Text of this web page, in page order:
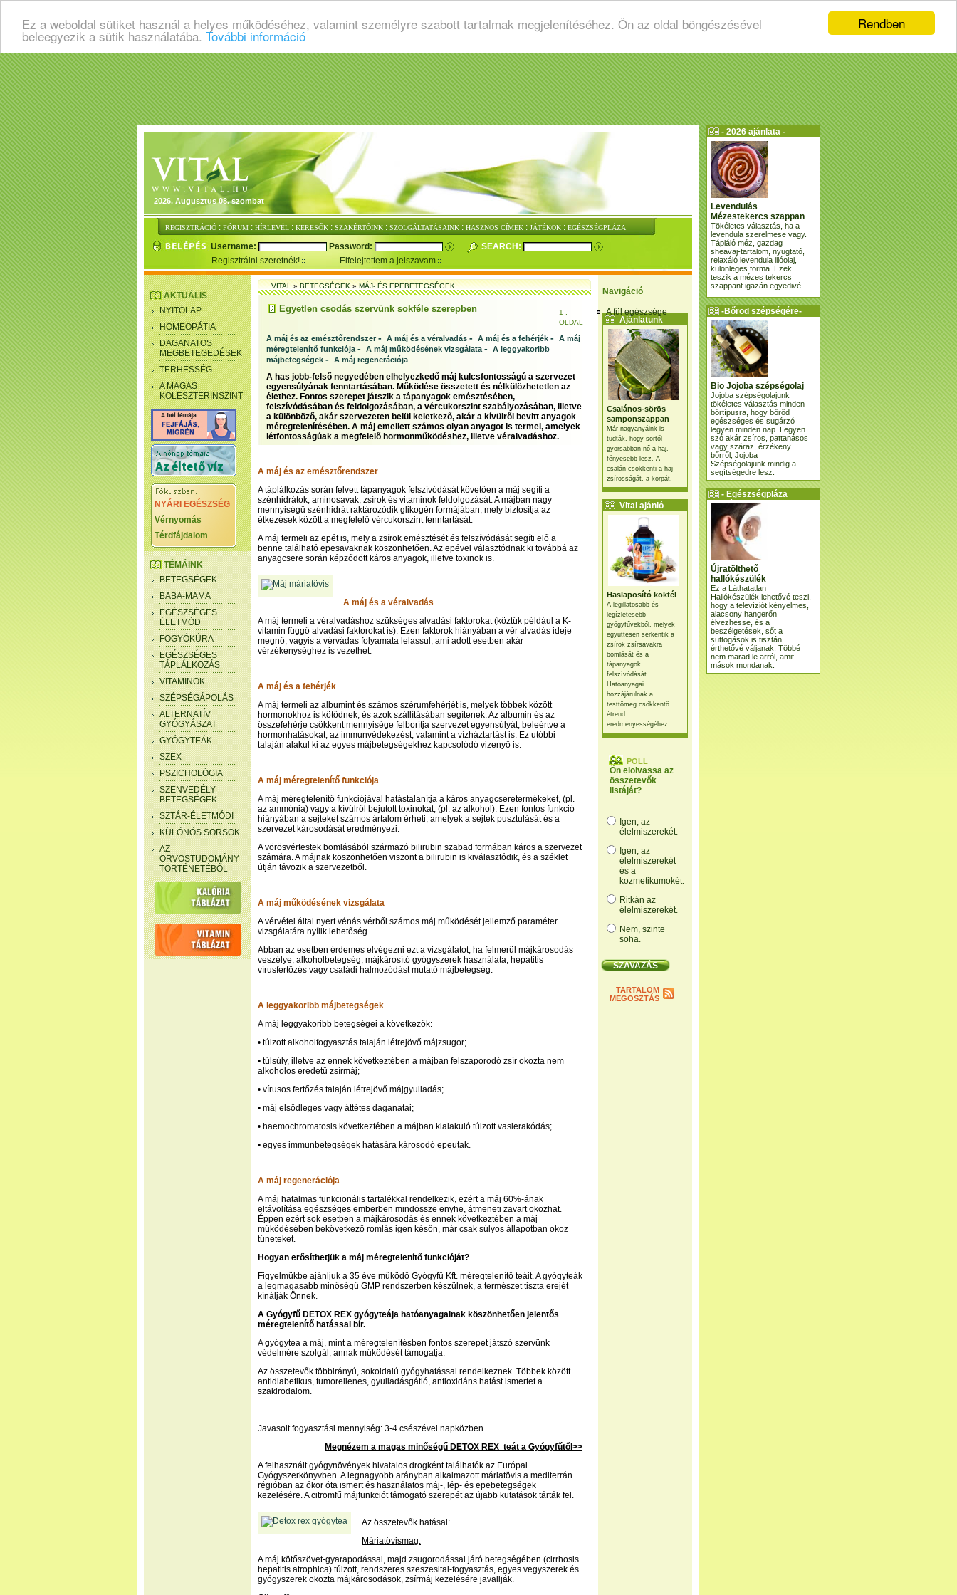
Rendben
Ez a weboldal sütiket használ a helyes működéséhez, valamint személyre szabott tartalmak megjelenítéséhez. Ön az oldal böngészésével
beleegyezik a sütik használatába. További információ
2026. Augusztus 08. szombat
REGISZTRÁCIÓ : FÓRUM : HÍRLEVÉL : KERESŐK : SZAKÉRTŐINK : SZOLGÁLTATÁSAINK : HASZNOS CÍMEK : JÁTÉKOK : EGÉSZSÉGPLÁZA
Username: Password:
SEARCH:
Regisztrálni szeretnék!
Elfelejtettem a jelszavam
Navigáció
A fül egészsége
Ajánlatunk
Csalános-sörös
samponszappan
Már nagyanyáink is
tudták, hogy sörtől
gyorsabban nő a haj,
fényesebb lesz. A
csalán csökkenti a haj
zsírosságát, a korpát.
Vital ajánló
Haslaposító koktél
A legillatosabb és
legízletesebb
gyógyfűvekből, melyek
együttesen serkentik a
zsírok zsírsavakra
bomlását és a
tápanyagok
felszívódását.
Hatóanyagai
hozzájárulnak a
testtömeg csökkentő
étrend
eredményességéhez.
POLL
Ön elolvassa az
összetevők
listáját?
Igen, az
élelmiszerekét.
Igen, az
élelmiszerekét
és a
kozmetikumokét.
Ritkán az
élelmiszerekét.
Nem, szinte
soha.
TARTALOM
MEGOSZTÁS
AKTUÁLIS
NYITÓLAP
HOMEOPÁTIA
DAGANATOS
MEGBETEGEDÉSEK
TERHESSÉG
A MAGAS
KOLESZTERINSZINT
NYÁRI EGÉSZSÉG
Vérnyomás
Térdfájdalom
TÉMÁINK
BETEGSÉGEK
BABA-MAMA
EGÉSZSÉGES
ÉLETMÓD
FOGYÓKÚRA
EGÉSZSÉGES
TÁPLÁLKOZÁS
VITAMINOK
SZÉPSÉGÁPOLÁS
ALTERNATÍV
GYÓGYÁSZAT
GYÓGYTEÁK
SZEX
PSZICHOLÓGIA
SZENVEDÉLY-
BETEGSÉGEK
SZTÁR-ÉLETMÓDI
KÜLÖNÖS SORSOK
AZ
ORVOSTUDOMÁNY
TÖRTÉNETÉBŐL
VITAL»BETEGSÉGEK»MÁJ- ÉS EPEBETEGSÉGEK
Egyetlen csodás szervünk sokféle szerepben
1 .
OLDAL
A máj és az emésztőrendszer - A máj és a véralvadás - A máj és a fehérjék - A máj
méregtelenítő funkciója - A máj működésének vizsgálata - A leggyakoribb
májbetegségek - A máj regenerációja
A has jobb-felső negyedében elhelyezkedő máj kulcsfontosságú a szervezet
egyensúlyának fenntartásában. Működése összetett és nélkülözhetetlen az
élethez. Fontos szerepet játszik a tápanyagok emésztésében,
felszívódásában és feldolgozásában, a vércukorszint szabályozásában, illetve
a különböző, akár szervezeten belül keletkező, akár a kívülről bevitt anyagok
méregtelenítésében. A máj emellett számos olyan anyagot is termel, amelyek
létfontosságúak a megfelelő hormonműködéshez, illetve véralvadáshoz.
A máj és az emésztőrendszer
A táplálkozás során felvett tápanyagok felszívódását követően a máj segíti a
szénhidrátok, aminosavak, zsírok és vitaminok feldolgozását. A májban nagy
mennyiségű szénhidrát raktározódik glikogén formájában, mely biztosítja az
étkezések között a megfelelő vércukorszint fenntartását.
A máj termeli az epét is, mely a zsírok emésztését és felszívódását segíti elő a
benne található epesavaknak köszönhetően. Az epével választódnak ki továbbá az
anyagcsere során képződött káros anyagok, illetve toxinok is.
A máj és a véralvadás
A máj termeli a véralvadáshoz szükséges alvadási faktorokat (köztük például a K-
vitamin függő alvadási faktorokat is). Ezen faktorok hiányában a vér alvadás ideje
megnő, vagyis a vérvádas folyamata lelassul, ami adott esetben akár
vérzékenységhez is vezethet.
A máj és a fehérjék
A máj termeli az albumint és számos szérumfehérjét is, melyek többek között
hormonokhoz is kötődnek, és azok szállításában segítenek. Az albumin és az
összefehérje csökkent mennyisége felborítja szervezet egyensúlyát, beleértve a
hormonhatásokat, az immunvédekezést, valamint a vízháztartást is. Ez utóbbi
talaján alakul ki az egyes májbetegségekhez kapcsolódó vizenyő is.
A máj méregtelenítő funkciója
A máj méregtelenítő funkciójával hatástalanítja a káros anyagcseretermékeket, (pl.
az ammónia) vagy a kívülről bejutott toxinokat, (pl. az alkohol). Ezen fontos funkció
hiányában a sejteket számos ártalom érheti, amelyek a sejtek pusztulását és a
szervezet károsodását eredményezi.
A vörösvértestek bomlásából származó bilirubin szabad formában káros a szervezet
számára. A májnak köszönhetően viszont a bilirubin is kiválasztódik, és a széklet
útján távozik a szervezetből.
A máj működésének vizsgálata
A vérvétel által nyert vénás vérből számos máj működését jellemző paraméter
vizsgálatára nyílik lehetőség.
Abban az esetben érdemes elvégezni ezt a vizsgálatot, ha felmerül májkárosodás
veszélye, alkoholbetegség, májkárosító gyógyszerek használata, hepatitis
vírusfertőzés vagy családi halmozódást mutató májbetegség.
A leggyakoribb májbetegségek
A máj leggyakoribb betegségei a következők:
• túlzott alkoholfogyasztás talaján létrejövő májzsugor;
• túlsúly, illetve az ennek következtében a májban felszaporodó zsír okozta nem
alkoholos eredetű zsírmáj;
• vírusos fertőzés talaján létrejövő májgyulladás;
• máj elsődleges vagy áttétes daganatai;
• haemochromatosis következtében a májban kialakuló túlzott vaslerakódás;
• egyes immunbetegségek hatására károsodó epeutak.
A máj regenerációja
A máj hatalmas funkcionális tartalékkal rendelkezik, ezért a máj 60%-ának
eltávolítása egészséges emberben mindössze enyhe, átmeneti zavart okozhat.
Éppen ezért sok esetben a májkárosodás és ennek következtében a máj
működésében bekövetkező romlás igen későn, már csak súlyos állapotban okoz
tüneteket.
Hogyan erősíthetjük a máj méregtelenítő funkcióját?
Figyelmükbe ajánljuk a 35 éve működő Gyógyfű Kft. méregtelenítő teáit. A gyógyteák
a legmagasabb minőségű GMP rendszerben készülnek, a természet tiszta erejét
kínálják Önnek.
A Gyógyfű DETOX REX gyógyteája hatóanyagainak köszönhetően jelentős
méregtelenítő hatással bír.
A gyógytea a máj, mint a méregtelenítésben fontos szerepet játszó szervünk
védelmére szolgál, annak működését támogatja.
Az összetevők többirányú, sokoldalú gyógyhatással rendelkeznek. Többek között
antidiabetikus, tumorellenes, gyulladásgátló, antioxidáns hatást ismertet a
szakirodalom.
Javasolt fogyasztási mennyiség: 3-4 csészével napközben.
Megnézem a magas minőségű DETOX REX teát a Gyógyfűtől>>
A felhasznált gyógynövények hivatalos drogként találhatók az Európai
Gyógyszerkönyvben. A legnagyobb arányban alkalmazott máriatövis a mediterrán
régióban az ókor óta ismert és használatos máj-, lép- és epebetegségek
kezelésére. A citromfű májfunkciót támogató szerepét az újabb kutatások tárták fel.
Az összetevők hatásai:
Máriatövismag:
A máj kötőszövet-gyarapodással, majd zsugorodással járó betegségében (cirrhosis
hepatitis atrophica) túlzott, rendszeres szeszesital-fogyasztás, egyes vegyszerek és
gyógyszerek okozta májkárosodások, zsírmáj kezelésére javallják.
- 2026 ajánlata -
Levendulás
Mézestekercs szappan
Tökéletes választás, ha a
levendula szerelmese vagy.
Tápláló méz, gazdag
sheavaj-tartalom, nyugtató,
relaxáló levendula illóolaj,
különleges forma. Ezek
teszik a mézes tekercs
szappant igazán egyedivé.
-Bőröd szépségére-
Bio Jojoba szépségolaj
Jojoba szépségolajunk
tökéletes választás minden
bőrtípusra, hogy bőröd
egészséges és sugárzó
legyen minden nap. Legyen
szó akár zsíros, pattanásos
vagy száraz, érzékeny
bőrről, Jojoba
Szépségolajunk mindig a
segítségedre lesz.
- Egészségpláza
ajánlatunk -
Újratölthető
hallókészülék
Ez a Láthatatlan
Hallókészülék lehetővé teszi,
hogy a televíziót kényelmes,
alacsony hangerőn
élvezhesse, és a
beszélgetések, sőt a
suttogások is tisztán
érthetővé váljanak. Többé
nem marad le arról, amit
mások mondanak.